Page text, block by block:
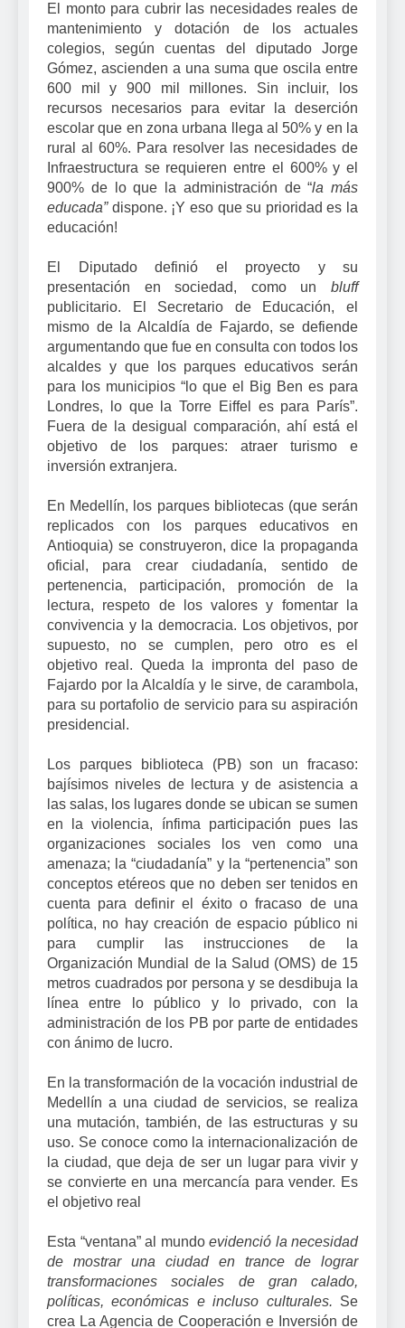
El monto para cubrir las necesidades reales de
mantenimiento y dotación de los actuales
colegios, según cuentas del diputado Jorge
Gómez, ascienden a una suma que oscila entre
600 mil y 900 mil millones. Sin incluir, los
recursos necesarios para evitar la deserción
escolar que en zona urbana llega al 50% y en la
rural al 60%. Para resolver las necesidades de
Infraestructura se requieren entre el 600% y el
900% de lo que la administración de “la más
educada” dispone. ¡Y eso que su prioridad es la
educación!
El Diputado definió el proyecto y su
presentación en sociedad, como un bluff
publicitario. El Secretario de Educación, el
mismo de la Alcaldía de Fajardo, se defiende
argumentando que fue en consulta con todos los
alcaldes y que los parques educativos serán
para los municipios “lo que el Big Ben es para
Londres, lo que la Torre Eiffel es para París”.
Fuera de la desigual comparación, ahí está el
objetivo de los parques: atraer turismo e
inversión extranjera.
En Medellín, los parques bibliotecas (que serán
replicados con los parques educativos en
Antioquia) se construyeron, dice la propaganda
oficial, para crear ciudadanía, sentido de
pertenencia, participación, promoción de la
lectura, respeto de los valores y fomentar la
convivencia y la democracia. Los objetivos, por
supuesto, no se cumplen, pero otro es el
objetivo real. Queda la impronta del paso de
Fajardo por la Alcaldía y le sirve, de carambola,
para su portafolio de servicio para su aspiración
presidencial.
Los parques biblioteca (PB) son un fracaso:
bajísimos niveles de lectura y de asistencia a
las salas, los lugares donde se ubican se sumen
en la violencia, ínfima participación pues las
organizaciones sociales los ven como una
amenaza; la “ciudadanía” y la “pertenencia” son
conceptos etéreos que no deben ser tenidos en
cuenta para definir el éxito o fracaso de una
política, no hay creación de espacio público ni
para cumplir las instrucciones de la
Organización Mundial de la Salud (OMS) de 15
metros cuadrados por persona y se desdibuja la
línea entre lo público y lo privado, con la
administración de los PB por parte de entidades
con ánimo de lucro.
En la transformación de la vocación industrial de
Medellín a una ciudad de servicios, se realiza
una mutación, también, de las estructuras y su
uso. Se conoce como la internacionalización de
la ciudad, que deja de ser un lugar para vivir y
se convierte en una mercancía para vender. Es
el objetivo real
Esta “ventana” al mundo evidenció la necesidad
de mostrar una ciudad en trance de lograr
transformaciones sociales de gran calado,
políticas, económicas e incluso culturales. Se
crea La Agencia de Cooperación e Inversión de